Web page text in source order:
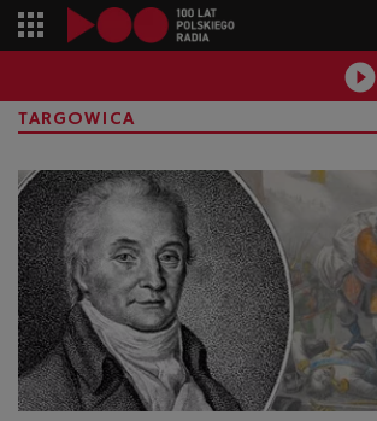

TARGOWICA